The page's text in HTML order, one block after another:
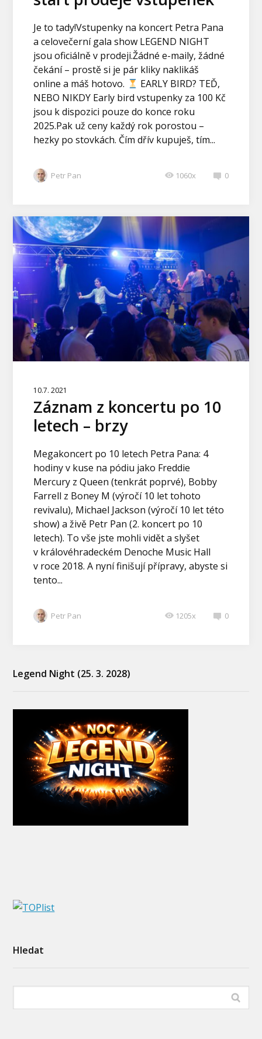
Je to tady!Vstupenky na koncert Petra Pana
a celovečerní gala show LEGEND NIGHT
jsou oficiálně v prodeji.Žádné e-maily, žádné
čekání – prostě si je pár kliky naklikáš
online a máš hotovo.
EARLY BIRD? TEĎ,
NEBO NIKDY Early bird vstupenky za 100 Kč
jsou k dispozici pouze do konce roku
2025.Pak už ceny každý rok porostou –
hezky po stovkách. Čím dřív kupuješ, tím...
Petr Pan 0
1060x
10.7. 2021
Záznam z koncertu po 10
letech – brzy
Megakoncert po 10 letech Petra Pana: 4
hodiny v kuse na pódiu jako Freddie
Mercury z Queen (tenkrát poprvé), Bobby
Farrell z Boney M (výročí 10 let tohoto
revivalu), Michael Jackson (výročí 10 let této
show) a živě Petr Pan (2. koncert po 10
letech). To vše jste mohli vidět a slyšet
v královéhradeckém Denoche Music Hall
v roce 2018. A nyní finišují přípravy, abyste si
tento...
Petr Pan 0
1205x
Legend Night (25. 3. 2028)
Hledat